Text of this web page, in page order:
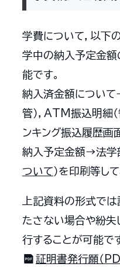
学費について，以下
学中の納入予定金額
能です。
納入済金額につい
管），ATM振込明細（
ンキング振込履歴画
納入予定金額→法学
ついて）を印刷等し
上記資料の形式で
たさない場合や紛失
行することが可能です
証明書発行願（